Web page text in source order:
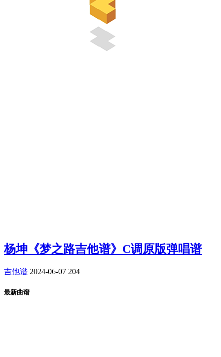
杨坤《梦之路吉他谱》C调原版弹唱谱
吉他谱 2024-06-07 204
最新曲谱